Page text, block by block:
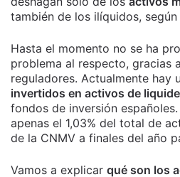
también de los ilíquidos,
Hasta el momento no se ha
problema al respecto, gracias
reguladores. Actualmente hay
invertidos en activos de
fondos de inversión
apenas el 1,03% del total de
de la CNMV a finales del año
Vamos a explicar qué son los